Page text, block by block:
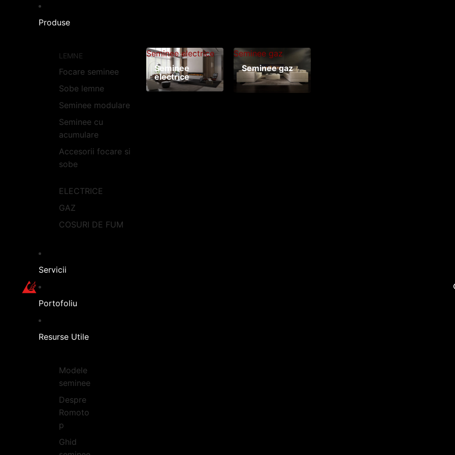
Produse
LEMNE
Focare seminee
Sobe lemne
Seminee modulare
Seminee cu
acumulare
Accesorii focare si
sobe
ELECTRICE
GAZ
COSURI DE FUM
Seminee electrice
Seminee
electrice
Seminee gaz
Seminee gaz
Servicii
Portofoliu
Resurse Utile
Modele
seminee
Despre
Romoto
p
Ghid